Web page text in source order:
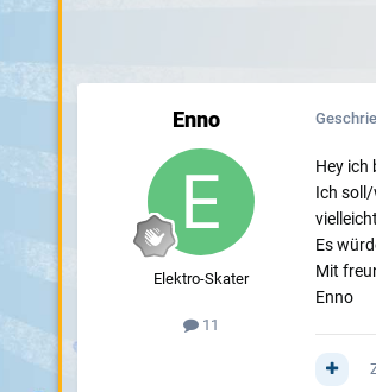
Enno
Elektro-Skater
11
Hey ich
Ich soll/
Es
Mit
Enno